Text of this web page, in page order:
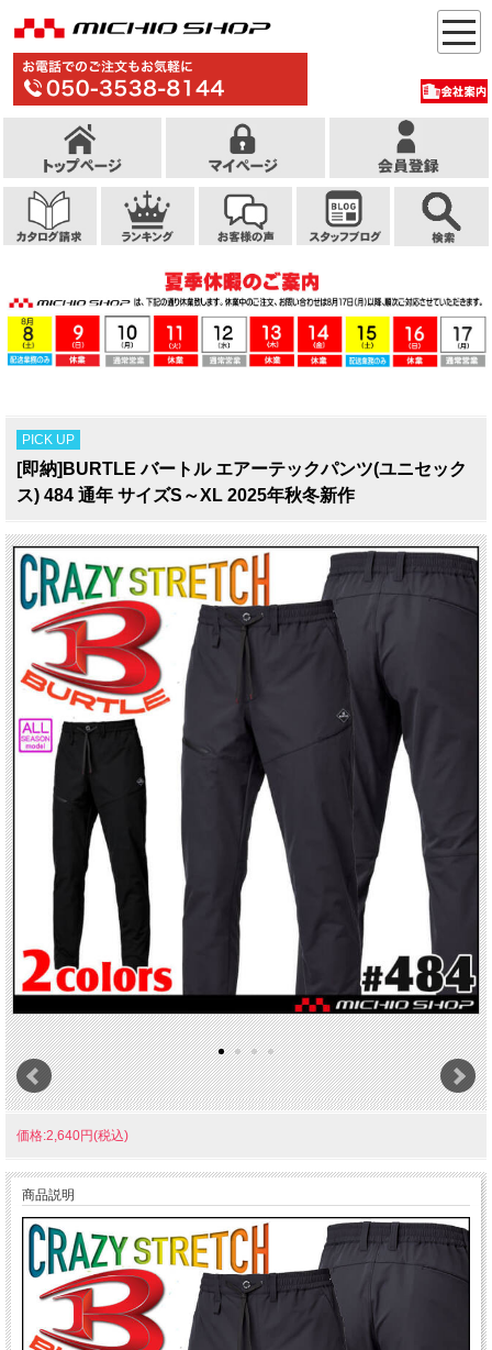
PICK UP
[即納]BURTLE バートル エアーテックパンツ(ユニセック
ス) 484 通年 サイズS～XL 2025年秋冬新作
価格:2,640円(税込)
商品説明